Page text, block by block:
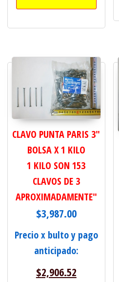
CLAVO PUNTA PARIS 3"
BOLSA X 1 KILO
1 KILO SON 153
CLAVOS DE 3
APROXIMADAMENTE"
$3,987.00
Precio x bulto y pago
anticipado:
$2,906.52